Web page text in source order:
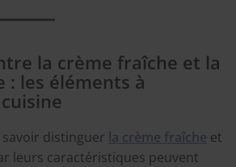
la crème fraîche et la
: les éléments à
distinguer la crème fraîche et
leurs caractéristiques peuvent